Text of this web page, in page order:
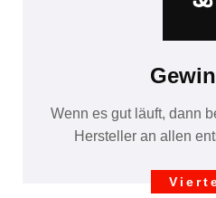
Wenn es gut läuft, dann
Hersteller an allen